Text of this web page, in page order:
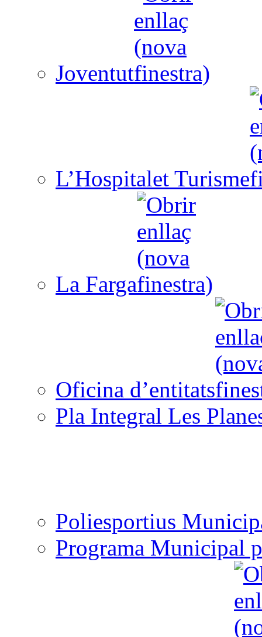
Joventut
L’Hospitalet Turisme
La Farga
Oficina d’entitats
Pla Integral Les
Poliesportius
Programa Municipal